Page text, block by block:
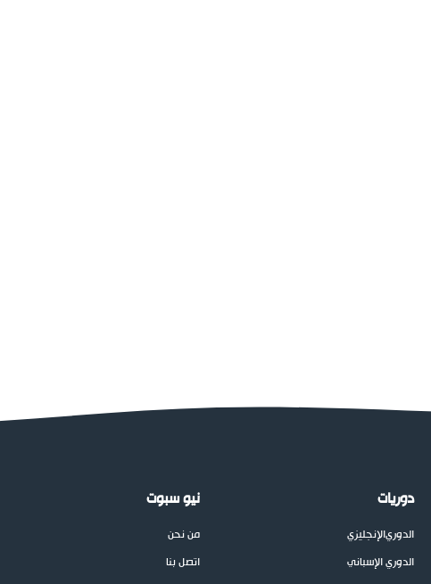
دوريات
الدوريالإنجليزي
الدوري الإسباني
نيو سبوت
من نحن
اتصل بنا